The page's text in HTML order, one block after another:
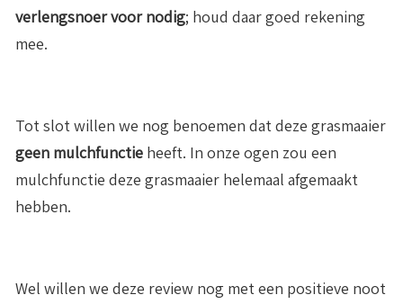
verlengsnoer voor nodig; houd daar goed rekening
mee.
Tot slot willen we nog benoemen dat deze grasmaaier
geen mulchfunctie heeft. In onze ogen zou een
mulchfunctie deze grasmaaier helemaal afgemaakt
hebben.
Wel willen we deze review nog met een positieve noot